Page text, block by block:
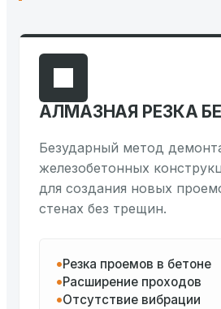
АЛМАЗНАЯ РЕЗКА
Безударный метод
железобетонных
для создания новых
стенах без трещин.
Резка проемов в бетоне
Расширение проходов
Отсутствие вибрации